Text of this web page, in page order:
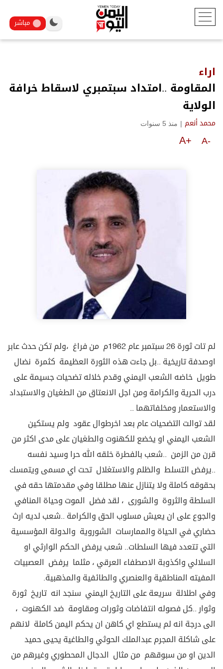
مباشر
اراء
المقاومة ..امتداد سبتمبري لاسقاط خرافة
الولاية
محمد أنعم | منذ 5 سنوات
A-
A+
لم تات ثورة 26 سبتمبر عام 1962م من فراغ ،ولم تكن حدث عابر
اوصدفة تاريخية ..بل جاءت هذه الثورة العظيمة كثمرة نضال
طويل خاضه الشعب اليمني وقدم خلاله تضحيات جسيمة على
درب الحرية والكرامة ومن اجل الانعتاق من الطغيان والاستبداد
والاستعمار ومخلفاتهما ..
لقد توالت التضحيات عام بعد اخرطوال عقود ولم يستكين
الشعب اليمني او يخضع للكهنوت والطغيان على مدى اكثر من
قرن من الزمن ..شعب بالفطرة خلقه الله حرا وسيد نفسه
..يرفض التسلط والظلم والاستغلال تحت اي مسمى ويتمسك
بحقوقه كاملة ولا يتنازل عنها مطلقا وفي مقدمتها حقه في
السلطة والثروة والشورى ، لقد فضل الموت وحياة المنافي
والجوع على ان يعيش مسلوب الحق والكرامة ..شعب لديه ارث
حضاري في الحياة والممارسات الشوروية والدولة المؤسسية
التي تتعدد فيها السلطات.. شعب يرفض الحكم الوارثي او
السلالي واكذوبة الاصطفاء العرقي ، مثلما يرفض العصبيات
المفيته المناطقية والعنصري والطائفية والمذهبية.
وفي اطلالة سريعة على التاريخ اليمني سنجد انه تاريخ ثورة
وثوار ..كل فصوله انتفاضات وثورات ومقاومة ضد الكهنوت ،
الى درجة انه لم يستطع اي كاهن ان يحكم اليمن كاملة لانهم
على شاكلة المجرم عبدالملك الحوثي والطاغية يحيى حميد
الدين او من سبوقهم من مثال الدجال المحطوري وغيرهم من